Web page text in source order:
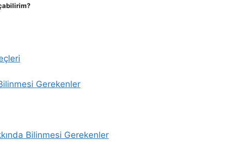
Gerekenler
Bilinmesi Gerekenler